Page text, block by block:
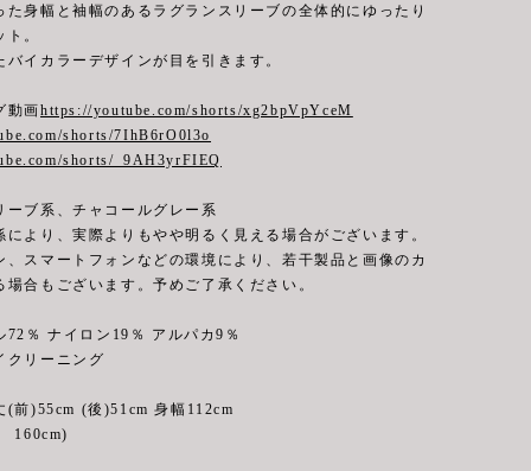
た身幅と袖幅のあるラグランスリーブの全体的にゆったり
。
バイカラーデザインが目を引きます。
動画https://youtube.com/shorts/xg2bpVpYceM
shorts/7IhB6rO0l3o
shorts/_9AH3yrFIEQ
ブ系、チャコールグレー系
より、実際よりもやや明るく見える場合がございます。
、スマートフォンなどの環境により、若干製品と画像のカ
場合もございます。予めご了承ください。
％ ナイロン19％ アルパカ9％
ーニング
前)55cm (後)51cm 身幅112cm
160cm)